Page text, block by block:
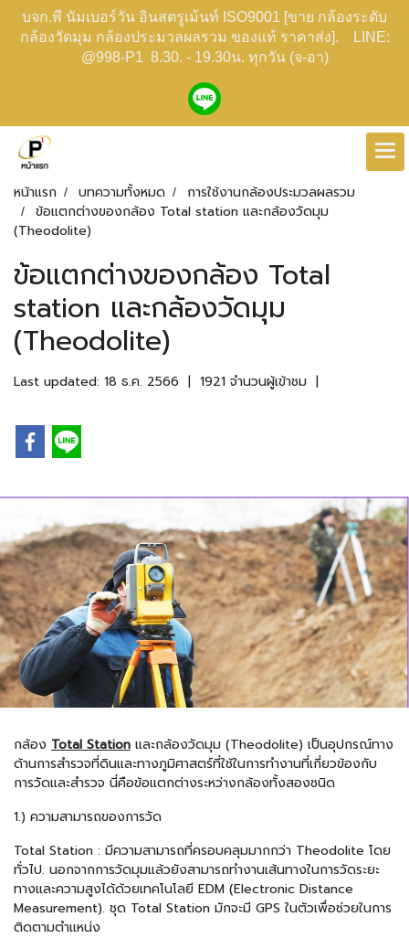
บจก.พี นัมเบอร์วัน อินสตรูเม้นท์ ISO9001 [ขาย กล้องระดับ
กล้องวัดมุม กล้องประมวลผลรวม ของแท้ ราคาส่ง]. LINE:
@998-P1 8.30. - 19.30น. ทุกวัน (จ-อา)
หน้าแรก บทความทั้งหมด
การใช้งานกล้องประมวลผลรวม
ข้อแตกต่างของกล้อง Total station และกล้องวัดมุม
(Theodolite)
ข้อแตกต่างของกล้อง Total
station และกล้องวัดมุม
(Theodolite)
Last updated: 18 ธ.ค. 2566 | 1921 จำนวนผู้เข้าชม |
กล้อง Total Station และกล้องวัดมุม (Theodolite) เป็นอุปกรณ์ทาง
ด้านการสำรวจที่ดินและทางภูมิศาสตร์ที่ใช้ในการทำงานที่เกี่ยวข้องกับ
การวัดและสำรวจ นี่คือข้อแตกต่างระหว่างกล้องทั้งสองชนิด
1.) ความสามารถของการวัด
Total Station : มีความสามารถที่ครอบคลุมมากกว่า Theodolite โดย
ทั่วไป. นอกจากการวัดมุมแล้วยังสามารถทำงานเส้นทางในการวัดระยะ
ทางและความสูงได้ด้วยเทคโนโลยี EDM (Electronic Distance
Measurement). ชุด Total Station มักจะมี GPSในตัวเพื่อช่วยในการ
ติดตามตำแหน่ง